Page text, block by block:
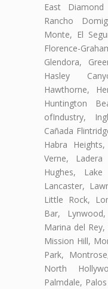
East
Rancho
Monte, El
Florence-
Glendora,
Hasley
Hawthorne,
Huntington
ofIndustry,
Cañada
Habra
Verne,
Hughes,
Lancaster,
Little Rock,
Bar,
Marina del
Mission Hill,
Park,
North
Palmdale,